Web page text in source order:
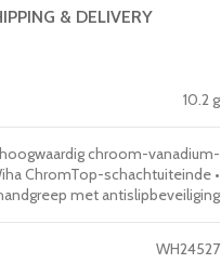
& DELIVERY
10.2 g
chroom-vanadium-
ChromTop-schachtuiteinde •
met antislipbeveiliging
WH24527